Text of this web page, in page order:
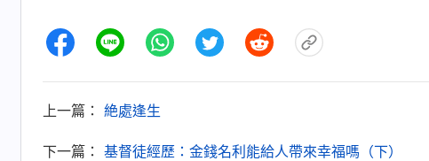
上一篇： 絶處逢生
下一篇： 基督徒經歷：金錢名利能給人帶來幸福嗎（下）